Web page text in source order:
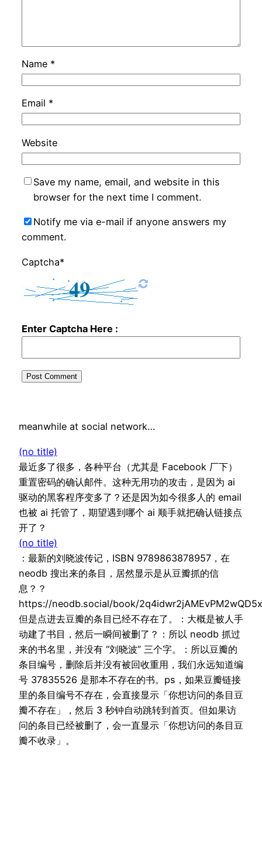
Name *
Email *
Website
Save my name, email, and website in this
browser for the next time I comment.
Notify me via e-mail if anyone answers my
comment.
Captcha*
Enter Captcha Here :
meanwhile at social network…
(no title)
最近多了很多，各种平台（尤其是 Facebook 厂下）
重置密码的确认邮件。这种无用功的攻击，是因为 ai
驱动的黑客程序变多了？还是因为如今很多人的 email
也被 ai 托管了，期望遇到哪个 ai 顺手就把确认链接点
开了？
(no title)
：最新的刘晓波传记，ISBN 9789863878957，在
neodb 搜出来的条目，居然显示是从豆瓣抓的信
息？？
https://neodb.social/book/
但是点进去豆瓣的条目已经不存在了。：大概是被人手
动建了书目，然后一瞬间被删了？：所以 neodb 抓过
来的书名里，并没有 “刘晓波” 三个字。：所以豆瓣的
条目编号，删除后并没有被回收重用，我们永远知道编
号 37835526 是那本不存在的书。ps，如果豆瓣链接
里的条目编号不存在，会直接显示「你想访问的条目豆
瓣不存在」，然后 3 秒钟自动跳转到首页。但如果访
问的条目已经被删了，会一直显示「你想访问的条目豆
瓣不收录」。